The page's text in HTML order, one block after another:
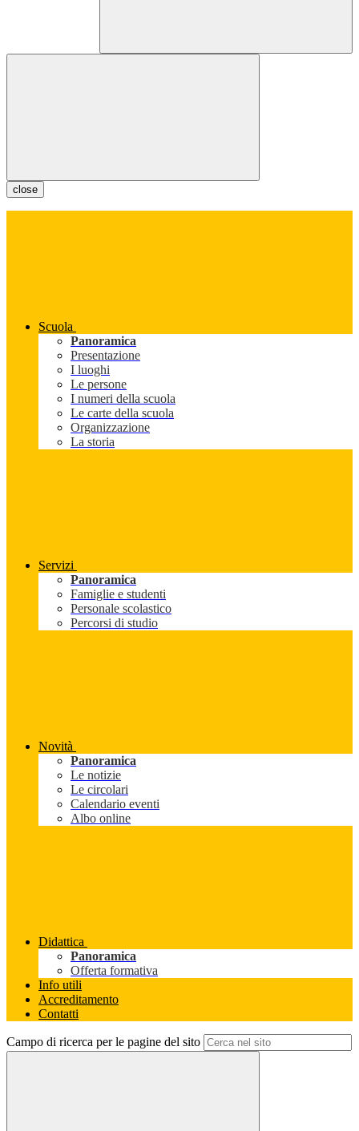
close
Scuola
Panoramica
Presentazione
I luoghi
Le persone
I numeri della scuola
Le carte della scuola
Organizzazione
La storia
Servizi
Panoramica
Famiglie e studenti
Personale scolastico
Percorsi di studio
Novità
Panoramica
Le notizie
Le circolari
Calendario eventi
Albo online
Didattica
Panoramica
Offerta formativa
Info utili
Accreditamento
Contatti
Campo di ricerca per le pagine del sito